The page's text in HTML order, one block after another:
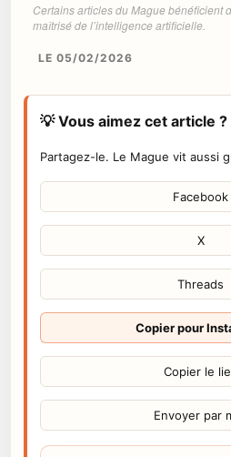
Certains articles du Mague bénéficient
maîtrisé de l’intelligence artificielle.
LE 05/02/2026
💡 Vous aimez cet article ?
Partagez-le. Le Mague vit aussi
Facebook
X
Threads
Copier pour
Copier le
Envoyer par